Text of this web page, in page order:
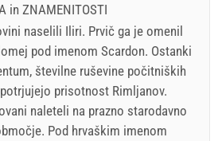
in ZNAMENITOSTI
naselili Iliri. Prvič ga je omenil
pod imenom Scardon. Ostanki
številne ruševine počitniških
prisotnost Rimljanov.
naleteli na prazno starodavno
Pod hrvaškim imenom